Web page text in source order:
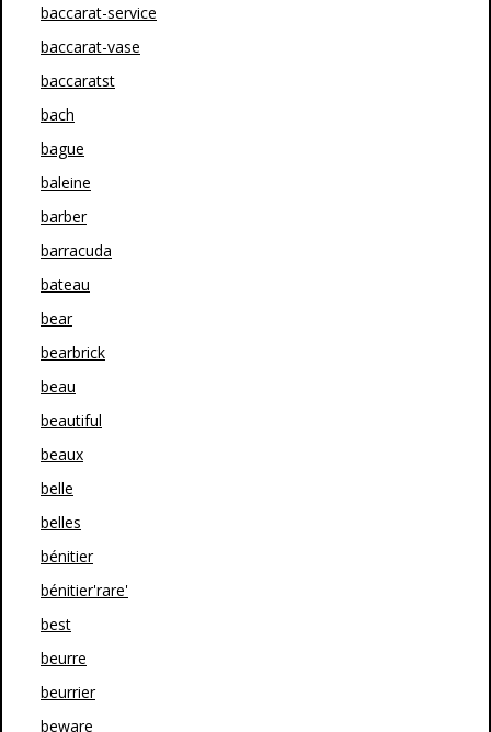
baccarat-service
baccarat-vase
baccaratst
bach
bague
baleine
barber
barracuda
bateau
bear
bearbrick
beau
beautiful
beaux
belle
belles
bénitier
bénitier'rare'
best
beurre
beurrier
beware